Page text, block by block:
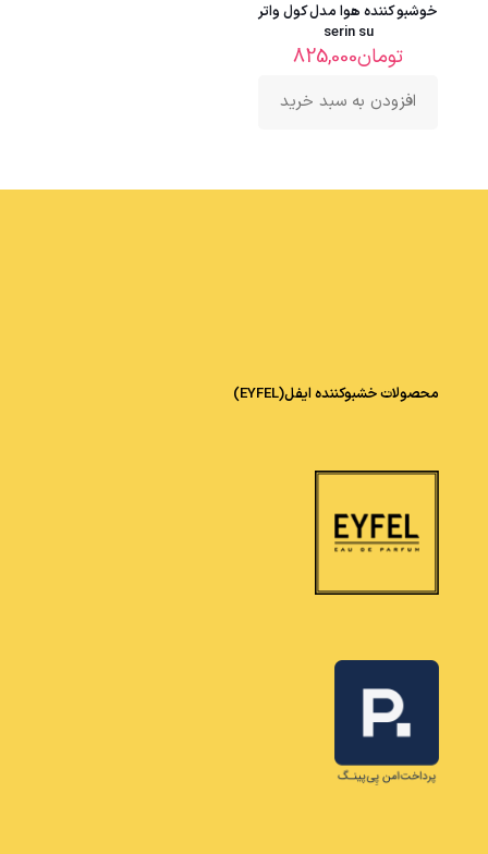
خوشبو کننده هوا مدل کول واتر
serin su
تومان825,000
افزودن به سبد خرید
محصولات خشبوکننده ایفل(EYFEL)